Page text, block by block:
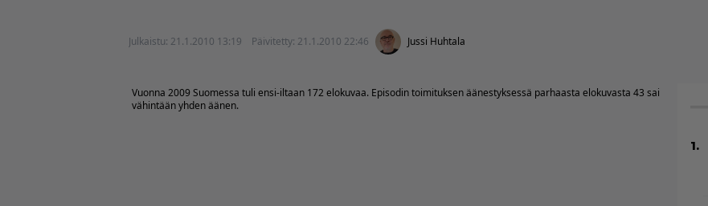
Julkaistu: 21.1.2010 13:19 Päivitetty: 21.1.2010 22:46 Jussi Huhtala
Vuonna 2009 Suomessa tuli ensi-iltaan 172 elokuvaa. Episodin toimituksen äänestyksessä parhaasta elokuvasta 43 sai
vähintään yhden äänen.